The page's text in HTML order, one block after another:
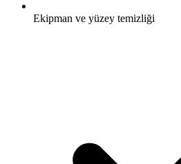
Ekipman ve yüzey temizliği